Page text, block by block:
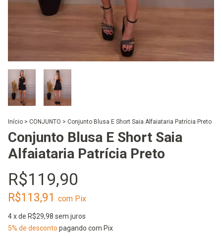
Início > CONJUNTO > Conjunto Blusa E Short Saia Alfaiataria Patrícia Preto
Conjunto Blusa E Short Saia
Alfaiataria Patrícia Preto
R$119,90
R$113,91 com Pix
4x de R$29,98 sem juros
5% de desconto pagando com Pix